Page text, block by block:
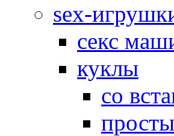
sex-
секс
куклы
со